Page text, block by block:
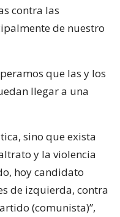
contra las
de nuestro
que las y los
llegar a una
sino que exista
y la violencia
hoy candidato
de izquierda, contra
(comunista)”,